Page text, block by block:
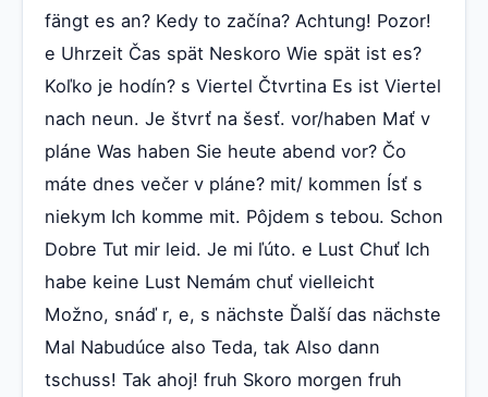
fängt es an? Kedy to začína? Achtung! Pozor!
e Uhrzeit Čas spät Neskoro Wie spät ist es?
Koľko je hodín? s Viertel Čtvrtina Es ist Viertel
nach neun. Je štvrť na šesť. vor/haben Mať v
pláne Was haben Sie heute abend vor? Čo
máte dnes večer v pláne? mit/ kommen Ísť s
niekym Ich komme mit. Pôjdem s tebou. Schon
Dobre Tut mir leid. Je mi ľúto. e Lust Chuť Ich
habe keine Lust Nemám chuť vielleicht
Možno, snáď r, e, s nächste Ďalší das nächste
Mal Nabudúce also Teda, tak Also dann
tschuss! Tak ahoj! fruh Skoro morgen fruh